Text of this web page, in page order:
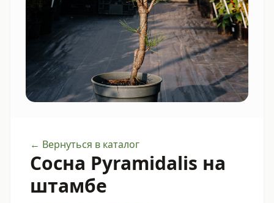
← Вернуться в каталог
Сосна Pyramidalis на
штамбе